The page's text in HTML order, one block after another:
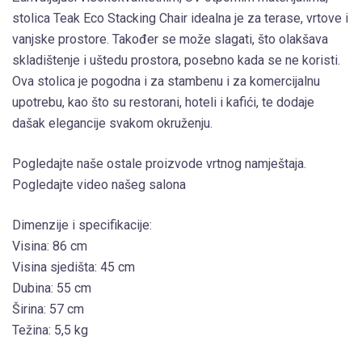
stolica Teak Eco Stacking Chair idealna je za terase, vrtove i
vanjske prostore. Također se može slagati, što olakšava
skladištenje i uštedu prostora, posebno kada se ne koristi.
Ova stolica je pogodna i za stambenu i za komercijalnu
upotrebu, kao što su restorani, hoteli i kafići, te dodaje
dašak elegancije svakom okruženju.
Pogledajte naše ostale proizvode vrtnog namještaja.
Pogledajte video našeg salona
Dimenzije i specifikacije:
Visina: 86 cm
Visina sjedišta: 45 cm
Dubina: 55 cm
Širina: 57 cm
Težina: 5,5 kg